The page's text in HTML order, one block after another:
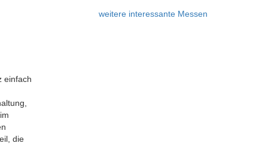
einfach
die
weitere interessante Messen